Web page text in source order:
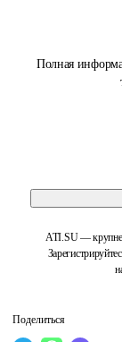
Полная
ATI.SU —
Поделиться